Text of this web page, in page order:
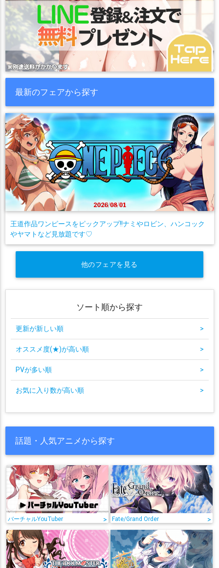
最新のフェアから探す
王道作品ワンピースをピックアップ!!ナミやロビン、ハンコック
やヤマトなど見放題です♡
他のフェアを見る
ソート順から探す
更新が新しい順 >
オススメ度(★)が高い順 >
PVが多い順 >
お気に入り数が高い順 >
話題・人気アニメから探す
バーチャルYouTuber > Fate/Grand Order >